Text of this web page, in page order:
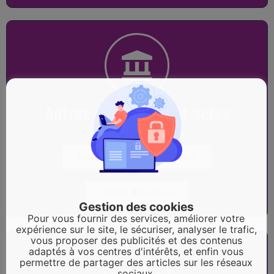
Autres documents et actes
Licence de débit de boissons
Gestion des cookies
Pour vous fournir des services, améliorer votre
expérience sur le site, le sécuriser, analyser le trafic,
vous proposer des publicités et des contenus
adaptés à vos centres d'intérêts, et enfin vous
permettre de partager des articles sur les réseaux